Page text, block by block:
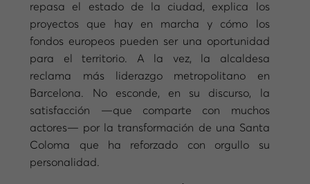
repasa el estado de la ciudad, explica los
proyectos que hay en marcha y cómo los
fondos europeos pueden ser una oportunidad
para el territorio. A la vez, la alcaldesa
reclama más liderazgo metropolitano en
Barcelona. No esconde, en su discurso, la
satisfacción —que comparte con muchos
actores— por la transformación de una Santa
Coloma que ha reforzado con orgullo su
personalidad.